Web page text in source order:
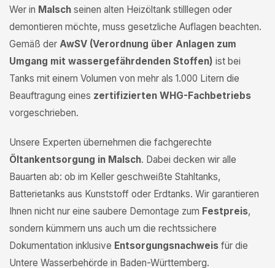
Wer in Malsch seinen alten Heizöltank stilllegen oder
demontieren möchte, muss gesetzliche Auflagen beachten.
Gemäß der AwSV (Verordnung über Anlagen zum
Umgang mit wassergefährdenden Stoffen) ist bei
Tanks mit einem Volumen von mehr als 1.000 Litern die
Beauftragung eines zertifizierten WHG-Fachbetriebs
vorgeschrieben.
Unsere Experten übernehmen die fachgerechte
Öltankentsorgung in Malsch. Dabei decken wir alle
Bauarten ab: ob im Keller geschweißte Stahltanks,
Batterietanks aus Kunststoff oder Erdtanks. Wir garantieren
Ihnen nicht nur eine saubere Demontage zum Festpreis,
sondern kümmern uns auch um die rechtssichere
Dokumentation inklusive Entsorgungsnachweis für die
Untere Wasserbehörde in Baden-Württemberg.